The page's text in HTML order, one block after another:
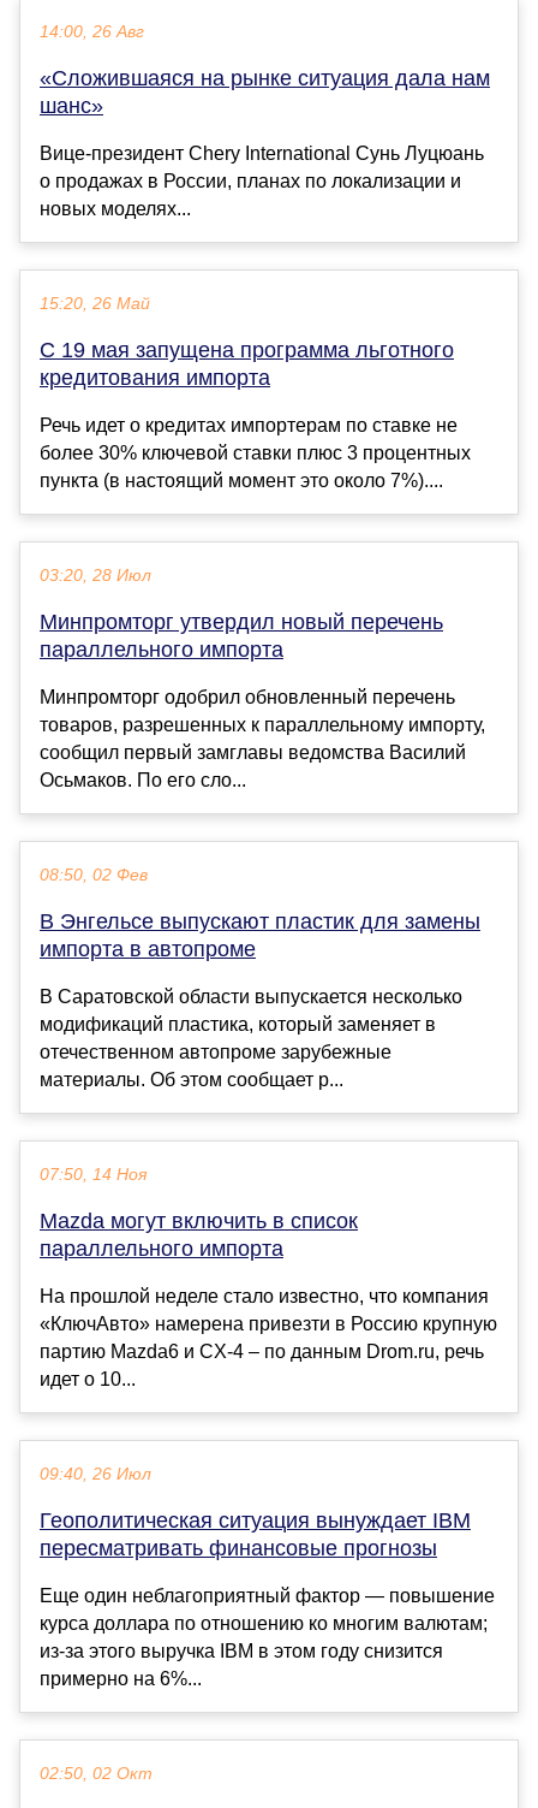
14:00, 26 Авг
«Сложившаяся на рынке ситуация дала нам
шанс»
Вице-президент Chery International Сунь Луцюань
о продажах в России, планах по локализации и
новых моделях...
15:20, 26 Май
С 19 мая запущена программа льготного
кредитования импорта
Речь идет о кредитах импортерам по ставке не
более 30% ключевой ставки плюс 3 процентных
пункта (в настоящий момент это около 7%)....
03:20, 28 Июл
Минпромторг утвердил новый перечень
параллельного импорта
Минпромторг одобрил обновленный перечень
товаров, разрешенных к параллельному импорту,
сообщил первый замглавы ведомства Василий
Осьмаков. По его сло...
08:50, 02 Фев
В Энгельсе выпускают пластик для замены
импорта в автопроме
В Саратовской области выпускается несколько
модификаций пластика, который заменяет в
отечественном автопроме зарубежные
материалы. Об этом сообщает р...
07:50, 14 Ноя
Mazda могут включить в список
параллельного импорта
На прошлой неделе стало известно, что компания
«КлючАвто» намерена привезти в Россию крупную
партию Mazda6 и CX-4 – по данным Drom.ru, речь
идет о 10...
09:40, 26 Июл
Геополитическая ситуация вынуждает IBM
пересматривать финансовые прогнозы
Еще один неблагоприятный фактор — повышение
курса доллара по отношению ко многим валютам;
из-за этого выручка IBM в этом году снизится
примерно на 6%...
02:50, 02 Окт